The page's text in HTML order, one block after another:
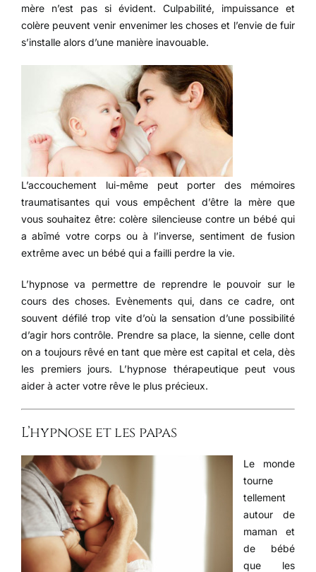
mère n’est pas si évident. Culpabilité, impuissance et
colère peuvent venir envenimer les choses et l’envie de fuir
s’installe alors d’une manière inavouable.
L’accouchement lui-même peut porter des mémoires
traumatisantes qui vous empêchent d’être la mère que
vous souhaitez être: colère silencieuse contre un bébé qui
a abîmé votre corps ou à l’inverse, sentiment de fusion
extrême avec un bébé qui a failli perdre la vie.
L’hypnose va permettre de reprendre le pouvoir sur le
cours des choses. Evènements qui, dans ce cadre, ont
souvent défilé trop vite d’où la sensation d’une possibilité
d’agir hors contrôle. Prendre sa place, la sienne, celle dont
on a toujours rêvé en tant que mère est capital et cela, dès
les premiers jours. L’hypnose thérapeutique peut vous
aider à acter votre rêve le plus précieux.
L’hypnose et les papas
Le monde
tourne
tellement
autour de
maman et
de bébé
que les